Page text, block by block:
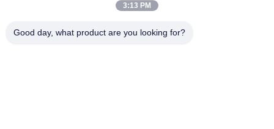
wendy@hzriqi.com 3:13 PM
Good day, what product are you looking for?